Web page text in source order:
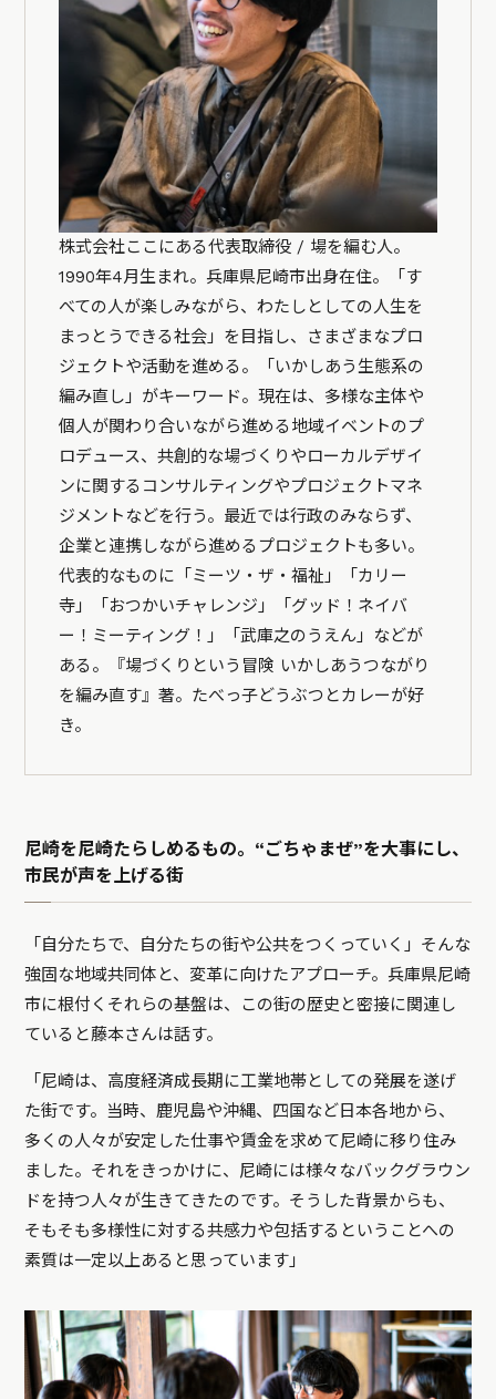
株式会社ここにある代表取締役 / 場を編む人。
1990年4月生まれ。兵庫県尼崎市出身在住。「す
べての人が楽しみながら、わたしとしての人生を
まっとうできる社会」を目指し、さまざまなプロ
ジェクトや活動を進める。「いかしあう生態系の
編み直し」がキーワード。現在は、多様な主体や
個人が関わり合いながら進める地域イベントのプ
ロデュース、共創的な場づくりやローカルデザイ
ンに関するコンサルティングやプロジェクトマネ
ジメントなどを行う。最近では行政のみならず、
企業と連携しながら進めるプロジェクトも多い。
代表的なものに「ミーツ・ザ・福祉」「カリー
寺」「おつかいチャレンジ」「グッド！ネイバ
ー！ミーティング！」「武庫之のうえん」などが
ある。『場づくりという冒険 いかしあうつながり
を編み直す』著。たべっ子どうぶつとカレーが好
き。
尼崎を尼崎たらしめるもの。“ごちゃまぜ”を大事にし、
市民が声を上げる街
「自分たちで、自分たちの街や公共をつくっていく」そんな
強固な地域共同体と、変革に向けたアプローチ。兵庫県尼崎
市に根付くそれらの基盤は、この街の歴史と密接に関連し
ていると藤本さんは話す。
「尼崎は、高度経済成長期に工業地帯としての発展を遂げ
た街です。当時、鹿児島や沖縄、四国など日本各地から、
多くの人々が安定した仕事や賃金を求めて尼崎に移り住み
ました。それをきっかけに、尼崎には様々なバックグラウン
ドを持つ人々が生きてきたのです。そうした背景からも、
そもそも多様性に対する共感力や包括するということへの
素質は一定以上あると思っています」